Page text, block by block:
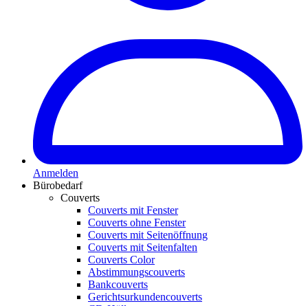
Anmelden
Bürobedarf
Couverts
Couverts mit Fenster
Couverts ohne Fenster
Couverts mit Seitenöffnung
Couverts mit Seitenfalten
Couverts Color
Abstimmungscouverts
Bankcouverts
Gerichtsurkundencouverts